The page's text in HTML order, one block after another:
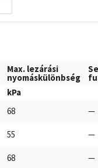
Max. lezárási
nyomáskülönbség
kPa
68 —
55 —
68 —